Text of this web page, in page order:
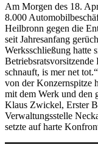
Am Morgen des 18.
8.000
Heilbronn gegen die
seit Jahresanfang
Werksschließung hatte
schnauft, is mer net
von der Konzernspitze
mit dem Werk und den
Klaus Zwickel, Erster
Verwaltungsstelle
setzte auf harte